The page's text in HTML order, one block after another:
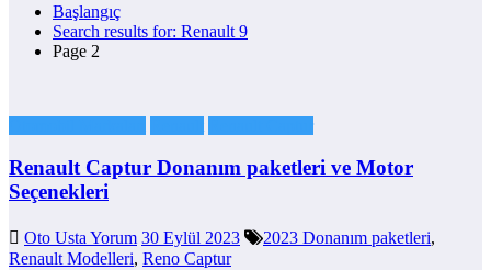
Başlangıç
Search results for: Renault 9
Page 2
Renault Captur Donanım paketleri ve Motor
Seçenekleri
Oto Usta Yorum 30 Eylül 2023 2023 Donanım paketleri,
Renault Modelleri, Reno Captur